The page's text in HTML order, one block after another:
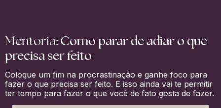
Mentoria:Como parar de adiar o que
precisa ser feito
Coloque um fim na procrastinação e ganhe foco para
fazer o que precisa ser feito. E isso ainda vai te permitir
ter tempo para fazer o que você de fato gosta de fazer.